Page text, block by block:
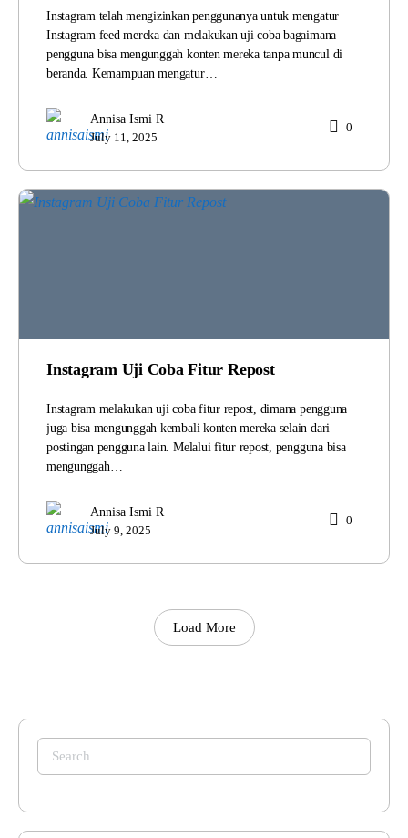
Instagram telah mengizinkan penggunanya untuk mengatur
Instagram feed mereka dan melakukan uji coba bagaimana
pengguna bisa mengunggah konten mereka tanpa muncul di
beranda. Kemampuan mengatur…
Annisa Ismi R
July 11, 2025
0
Instagram Uji Coba Fitur Repost
Instagram melakukan uji coba fitur repost, dimana pengguna
juga bisa mengunggah kembali konten mereka selain dari
postingan pengguna lain. Melalui fitur repost, pengguna bisa
mengunggah…
Annisa Ismi R
July 9, 2025
0
Load More
Search
for: